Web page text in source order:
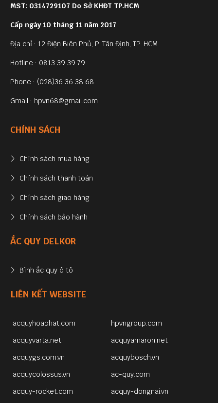
MST: 0314729107 Do Sở KHĐT TP.HCM
Cấp ngày 10 tháng 11 năm 2017
Địa chỉ : 12 Điện Biên Phủ, P. Tân Định, TP. HCM
Hotline : 0813 39 39 79
Phone : (028)36 36 38 68
Gmail : hpvn68@gmail.com
CHÍNH SÁCH
Chính sách mua hàng
Chính sách thanh toán
Chính sách giao hàng
Chính sách bảo hành
ẮC QUY DELKOR
Bình ắc quy ô tô
LIÊN KẾT WEBSITE
acquyhoaphat.com
hpvngroup.com
acquyvarta.net
acquyamaron.net
acquygs.com.vn
acquybosch.vn
acquycolossus.vn
ac-quy.com
acquy-rocket.com
acquy-dongnai.vn